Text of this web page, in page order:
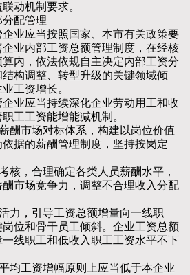
动机制要求。
配管理
应当按照国家、本市有关政策要
业内部工资总额管理制度，在经核
内，依法依规自主决定内部工资分
构调整、转型升级的关键领域倾
工资增长。
应当持续深化企业劳动用工和收
工工资能增能减机制。
市场对标体系，构建以岗位价值
据的薪酬管理制度，坚持按岗定
，合理确定各类人员薪酬水平，
市场竞争力，调整不合理收入分配
，引导工资总额增量向一线职
位和骨干员工倾斜。企业工资总额
线职工和低收入职工工资水平不下
工资增幅原则上应当低于本企业